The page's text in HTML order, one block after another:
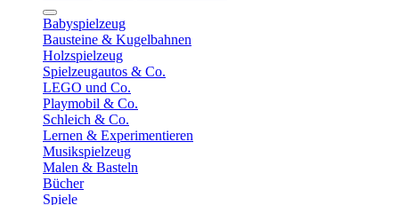
Babyspielzeug
Bausteine & Kugelbahnen
Holzspielzeug
Spielzeugautos & Co.
LEGO und Co.
Playmobil & Co.
Schleich & Co.
Lernen & Experimentieren
Musikspielzeug
Malen & Basteln
Bücher
Spiele